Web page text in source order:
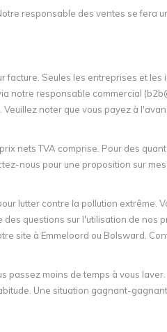
responsable des ventes se fera
Seules les entreprises et
notre responsable commercial (
noter que vous payez à
nets TVA comprise. Pour des
nous pour une proposition sur
lutter contre la pollution extrême.
questions sur l'utilisation de nos
site à Emmeloord ou Bolsward.
passez moins de temps à vous
Une situation gagnant-